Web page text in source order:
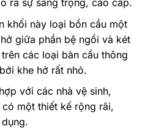
ra sự sang trọng, cao cấp.
khối này loại bồn cầu một
giữa phần bệ ngồi và két
các loại bàn cầu thông
khe hở rất nhỏ.
với các nhà vệ sinh,
một thiết kế rộng rãi,